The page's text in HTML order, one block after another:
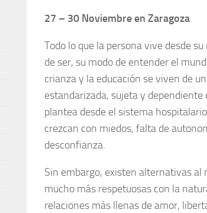
27 – 30 Noviembre en Zaragoza
Todo lo que la persona vive desde
de ser, su modo de entender el
crianza y la educación se viven de
estandarizada, sujeta y
plantea desde el sistema
crezcan con miedos, falta de
desconfianza.
Sin embargo, existen alternativas al
mucho más respetuosas con la
relaciones más llenas de amor,